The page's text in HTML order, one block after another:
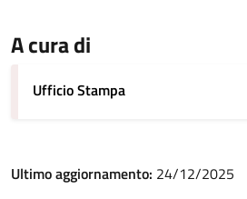
A cura di
Ufficio Stampa
Ultimo aggiornamento: 24/12/2025